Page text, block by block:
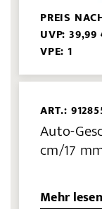
PREIS
UVP: 39,99
VPE: 1
ART.:
Auto-
cm/17
Mehr lesen